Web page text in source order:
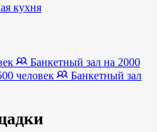
кухня
Банкетный зал на 2000
человек
Банкетный зал